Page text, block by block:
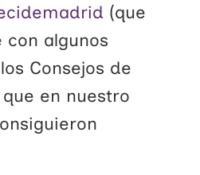
(que
con algunos
Consejos de
en nuestro